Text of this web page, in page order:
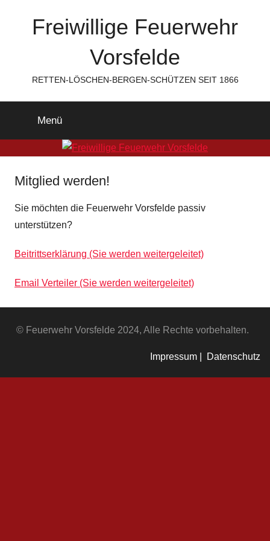
Freiwillige Feuerwehr
Vorsfelde
RETTEN-LÖSCHEN-BERGEN-SCHÜTZEN SEIT 1866
Menü
Mitglied werden!
Sie möchten die Feuerwehr Vorsfelde passiv
unterstützen?
Beitrittserklärung (Sie werden weitergeleitet)
Email Verteiler (Sie werden weitergeleitet)
© Feuerwehr Vorsfelde 2024, Alle Rechte vorbehalten.
Datenschutz
Impressum |